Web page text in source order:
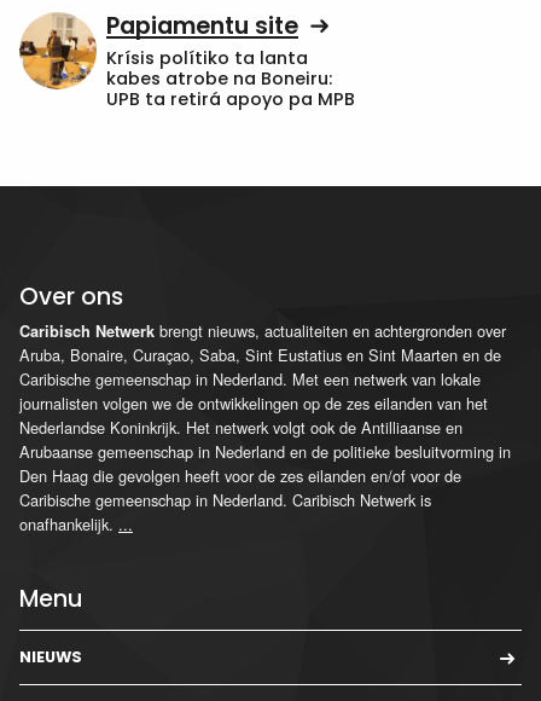
Papiamentu site
Krísis polítiko ta lanta
kabes atrobe na Boneiru:
UPB ta retirá apoyo pa MPB
Over ons
Caribisch Netwerk brengt nieuws, actualiteiten en achtergronden over
Aruba, Bonaire, Curaçao, Saba, Sint Eustatius en Sint Maarten en de
Caribische gemeenschap in Nederland. Met een netwerk van lokale
journalisten volgen we de ontwikkelingen op de zes eilanden van het
Nederlandse Koninkrijk. Het netwerk volgt ook de Antilliaanse en
Arubaanse gemeenschap in Nederland en de politieke besluitvorming in
Den Haag die gevolgen heeft voor de zes eilanden en/of voor de
Caribische gemeenschap in Nederland. Caribisch Netwerk is
onafhankelijk. ...
Menu
NIEUWS